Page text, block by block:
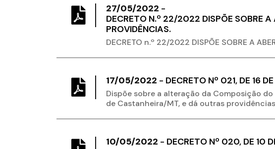
27/05/2022 -
DECRETO N.º 22/2022 DISPÕE SOBRE
PROVIDÊNCIAS.
DECRETO n.º 22/2022 DISPÕE SOBRE A
17/05/2022 - DECRETO Nº 021, DE 16
Dispõe sobre a alteração da Composição
de Castanheira/MT, e dá outras
10/05/2022 - DECRETO Nº 020, DE 10